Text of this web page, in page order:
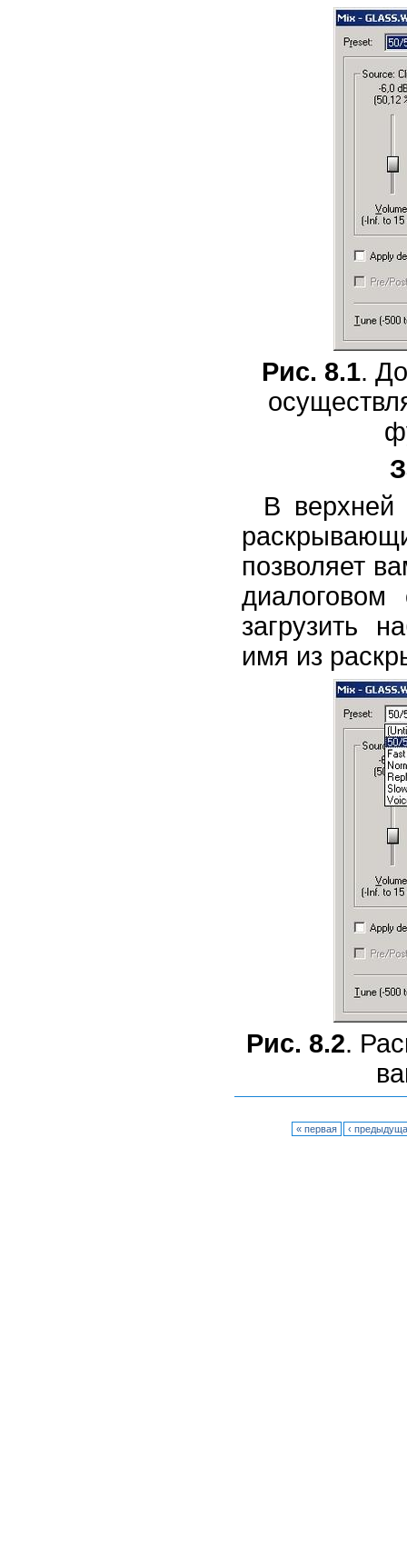
Рис. 8.1.
В верхней
позволяет
загрузить
имя из
Рис. 8.2.
« первая ‹